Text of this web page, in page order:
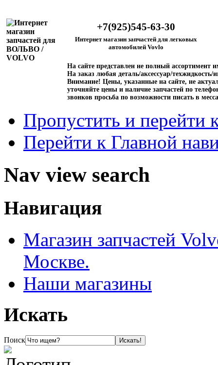
+7(925)545-63-30
Интернет магазин запчастей для легковых
автомобилей Vovlo
На сайте представлен не полный ассортимент
На заказ любая деталь/аксессуар/техжидкость/
Внимание! Цены, указанные на сайте, не
уточняйте цены и наличие запчастей по
звонков просьба по возможности писать в
Пропустить и перейти
Перейти к Главной
Nav view search
Навигация
Магазин запчастей
Москве.
Наши магазины
Искать
Поиск